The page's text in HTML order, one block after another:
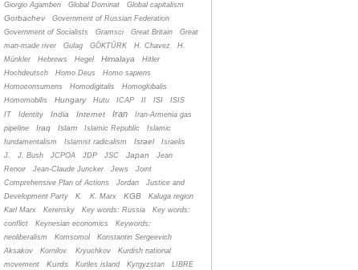
Giorgio Agamben
Global Dominat Global capitalism
Gorbachev
Government of Russian Federation
Government of Socialists
Gramsci Great Britain
Great
man-made river
Gulag GÖKTÜRK H. Chavez
H.
Münkler
Hebrews Hegel Himalaya
Hitler
Hochdeutsch
Homo Deus
Homo sapiens
Homoconsumens
Homodigitalis
Homoglobalis
Homomobilis
Hungary Hutu ICAP II ISI
ISIS
IT
Identity India Internet Iran
Iran-Armenia gas
pipeline
Iraq Islam Islamic Republic
Islamic
fundamentalism
Islamist radicalism Israel
Israelis
J.
J. Bush JCPOA JDP JSC Japan
Jean
Renoir
Jean-Claude Juncker Jews
Joint
Comprehensive Plan of Actions
Jordan
Justice and
Development Party
K. K. Marx KGB
Kaluga region
Karl Marx
Kerensky Key words: Russia
Key words:
conflict
Keynesian economics
Keywords:
neoliberalism
Komsomol
Konstantin Sergeevich
Aksakov
Kornilov. Kryuchkov
Kurdish national
movement
Kurds Kuriles island Kyrgyzstan LIBRE